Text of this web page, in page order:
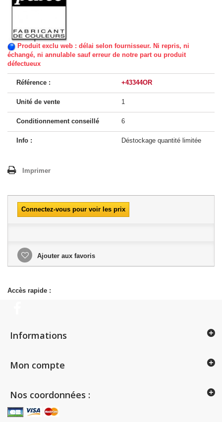
Produit exclu web : délai selon fournisseur. Ni repris, ni
échangé, ni annulable sauf erreur de notre part ou produit
défectueux
Référence : +43344OR
Unité de vente 1
Conditionnement conseillé 6
Info : Déstockage quantité limitée
Imprimer
Connectez-vous pour voir les prix
Ajouter aux favoris
Accès rapide :
Informations
Mon compte
Nos coordonnées :